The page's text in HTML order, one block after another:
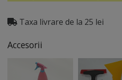
Taxa livrare de la 25 lei
Accesorii